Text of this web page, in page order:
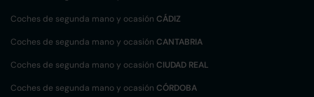
Coches de segunda mano y ocasión CÁDIZ
Coches de segunda mano y ocasión CANTABRIA
Coches de segunda mano y ocasión CIUDAD REAL
Coches de segunda mano y ocasión CÓRDOBA